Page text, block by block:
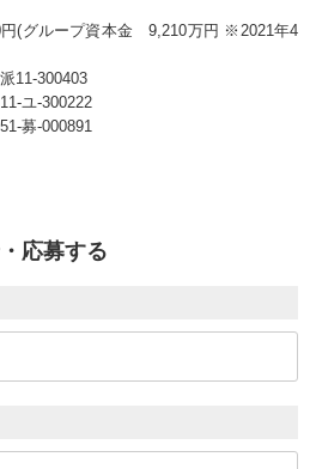
(グループ資本金 9,210万円 ※2021年4
300403
-300222
募-000891
応募する